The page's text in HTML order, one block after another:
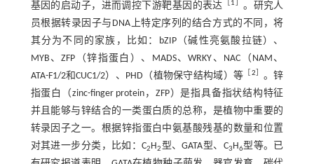
基因的启动子，进而调控下游靶基因的表达
1
。研究人
员根据转录因子与DNA上特定序列的结合方式的不同，将
其分为不同的家族，比如：bZIP（碱性亮氨酸拉链）、
MYB、ZFP（锌指蛋白）、MADS、WRKY、NAC（NAM、
ATA-F1/2和CUC1/2）、PHD（植物保守结构域）等
2
。锌
指蛋白（zinc-finger protein，ZFP）是指具备指状结构特征
并且能够与锌结合的一类蛋白质的总称，是植物中重要的
转录因子之一。根据锌指蛋白中氨基酸残基的数量和位置
对其进一步分类，比如：C2H2型、GATA型、C3H6型等。已